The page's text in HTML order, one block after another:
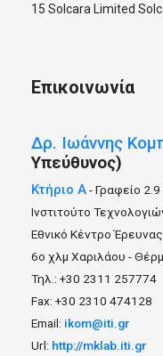
15 Solcara Limited
Επικοινωνία
Δρ. Ιωάννης
Υπεύθυνος)
Κτήριο Α- Γραφείο 2.9
Ινστιτούτο
Εθνικό Κέντρο
6ο χλμ Χαριλάου -
Τηλ.: +30 2311 257774
Fax: +30 2310 474128
Email: ikom@iti.gr
Url: http://mklab.iti.gr